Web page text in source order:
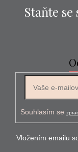
Staňte
Souhlasím se
Vložením emailu